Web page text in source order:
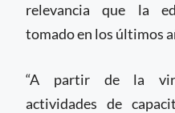
relevancia que la
tomado en los últimos
“A partir de la
actividades de